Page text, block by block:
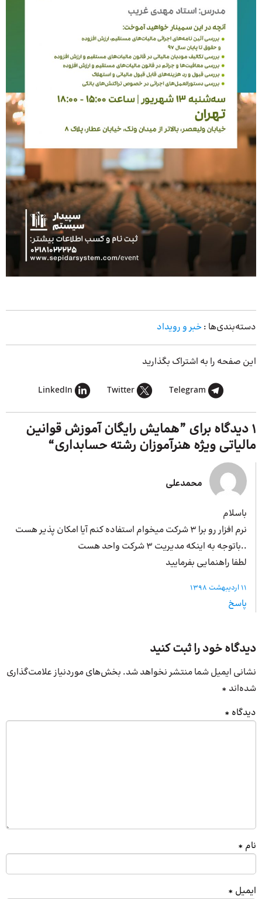
دسته‌بندی‌ها :خبر و رویداد
این صفحه را به اشتراک بگذارید
Telegram
Twitter
LinkedIn
1 دیدگاه برای ”
همایش رایگان آموزش قوانین
مالیاتی ویژه هنرآموزان رشته حسابداری“
محمدعلی
باسلام
نرم افزار رو برا ۳ شرکت میخوام استفاده کنم آیا امکان پذیر هست
..باتوجه به اینکه مدیریت ۳ شرکت واحد هست
لطفا راهنمایی بفرمایید
11 اردیبهشت 1398
پاسخ
دیدگاه خود را ثبت کنید
نشانی ایمیل شما منتشر نخواهد شد. بخش‌های موردنیاز علامت‌گذاری
شده‌اند *
دیدگاه *
نام *
ایمیل *